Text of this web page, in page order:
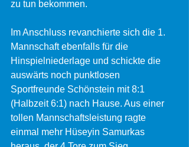
zu tun bekommen.
Im Anschluss revanchierte sich die 1.
Mannschaft ebenfalls für die
Hinspielniederlage und schickte die
auswärts noch punktlosen
Sportfreunde Schönstein mit 8:1
(Halbzeit 6:1) nach Hause. Aus einer
tollen Mannschaftsleistung ragte
einmal mehr Hüseyin Samurkas